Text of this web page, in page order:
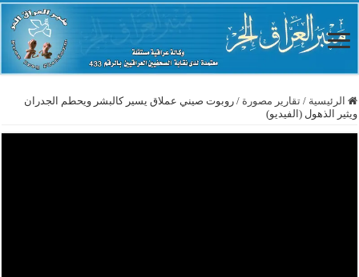
الرئيسية / تقارير مصورة / روبوت صيني عملاق يسير كالبشر ويحطم الجدران
ويثير الذهول (الفيديو)